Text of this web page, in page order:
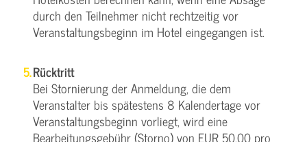
durch den Teilnehmer nicht rechtzeitig vor
Veranstaltungsbeginn im Hotel eingegangen ist.
Rücktritt
Bei Stornierung der Anmeldung, die dem
Veranstalter bis spätestens 8 Kalendertage vor
Veranstaltungsbeginn vorliegt, wird eine
Bearbeitungsgebühr (Storno) von EUR 50,00 pro